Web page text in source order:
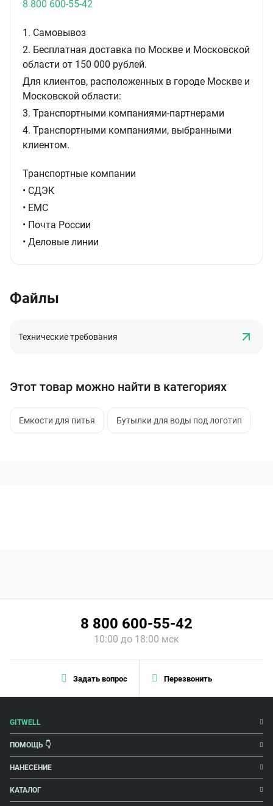
8 800 600-55-42
1. Самовывоз
2. Бесплатная доставка по Москве и Московской
области от 150 000 рублей.
Для клиентов, расположенных в городе Москве и
Московской области:
3. Транспортными компаниями-партнерами
4. Транспортными компаниями, выбранными
клиентом.
Транспортные компании
• СДЭК
• ЕМС
• Почта России
• Деловые линии
Файлы
Технические требования
Этот товар можно найти в категориях
Емкости для питья Бутылки для воды под логотип
Задать вопрос Перезвонить
8 800 600-55-42
10:00 до 18:00 мск
GITWELL
ПОМОЩЬ 👇
НАНЕСЕНИЕ
КАТАЛОГ